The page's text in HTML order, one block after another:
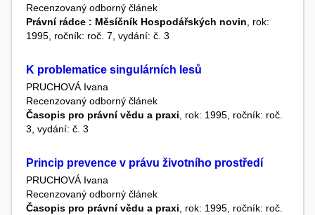
Recenzovaný odborný článek
Právní rádce : Měsíčník Hospodářských novin , rok:
1995, ročník: roč. 7, vydání: č. 3
K problematice singulárních lesů
PRUCHOVÁ Ivana
Recenzovaný odborný článek
Časopis pro právní vědu a praxi , rok: 1995, ročník: roč.
3, vydání: č. 3
Princip prevence v právu životního prostředí
PRUCHOVÁ Ivana
Recenzovaný odborný článek
Časopis pro právní vědu a praxi, rok: 1995, ročník: roč.